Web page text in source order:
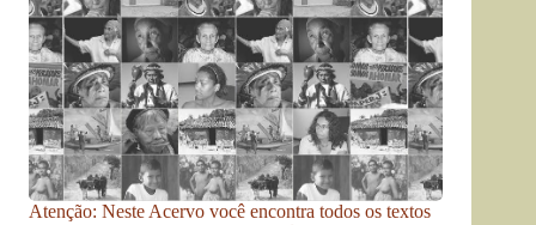
Atenção: Neste Acervo você encontra todos os textos